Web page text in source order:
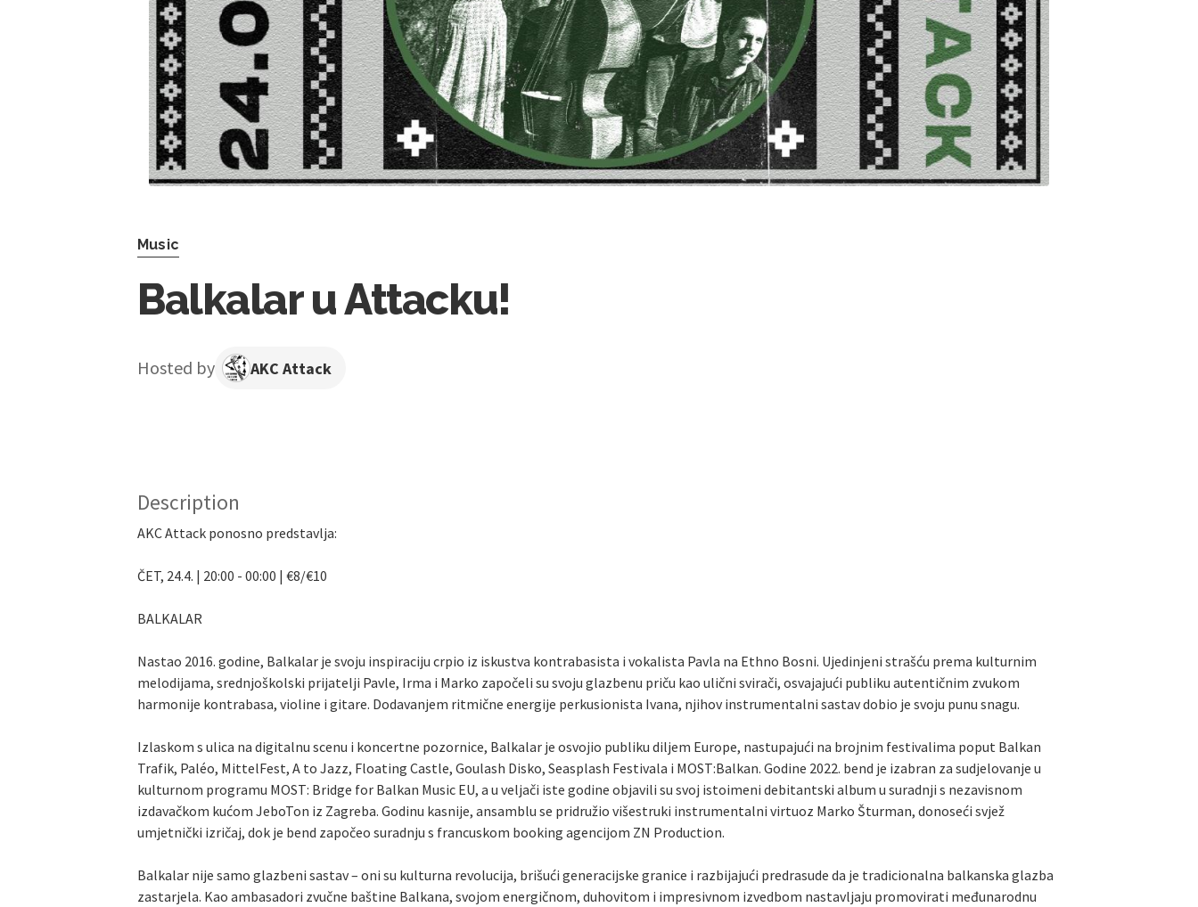
Music
Balkalar u Attacku!
Hosted by AKC Attack
Description
AKC Attack ponosno predstavlja:
ČET, 24.4. | 20:00 - 00:00 | €8/€10
BALKALAR
Nastao 2016. godine, Balkalar je svoju inspiraciju crpio iz iskustva kontrabasista i vokalista Pavla na Ethno Bosni. Ujedinjeni strašću prema kulturnim
melodijama, srednjoškolski prijatelji Pavle, Irma i Marko započeli su svoju glazbenu priču kao ulični svirači, osvajajući publiku autentičnim zvukom
harmonije kontrabasa, violine i gitare. Dodavanjem ritmične energije perkusionista Ivana, njihov instrumentalni sastav dobio je svoju punu snagu.
Izlaskom s ulica na digitalnu scenu i koncertne pozornice, Balkalar je osvojio publiku diljem Europe, nastupajući na brojnim festivalima poput Balkan
Trafik, Paléo, MittelFest, A to Jazz, Floating Castle, Goulash Disko, Seasplash Festivala i MOST:Balkan. Godine 2022. bend je izabran za sudjelovanje u
kulturnom programu MOST: Bridge for Balkan Music EU, a u veljači iste godine objavili su svoj istoimeni debitantski album u suradnji s nezavisnom
izdavačkom kućom JeboTon iz Zagreba. Godinu kasnije, ansamblu se pridružio višestruki instrumentalni virtuoz Marko Šturman, donoseći svjež
umjetnički izričaj, dok je bend započeo suradnju s francuskom booking agencijom ZN Production.
Balkalar nije samo glazbeni sastav – oni su kulturna revolucija, brišući generacijske granice i razbijajući predrasude da je tradicionalna balkanska glazba
zastarjela. Kao ambasadori zvučne baštine Balkana, svojom energičnom, duhovitom i impresivnom izvedbom nastavljaju promovirati međunarodnu